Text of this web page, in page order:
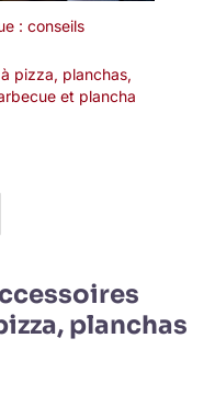
: conseils
pizza, planchas,
et plancha
planchas